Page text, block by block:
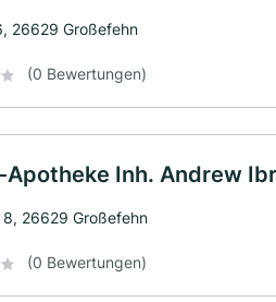
26629 Großefehn
(0 Bewertungen)
Inh. Andrew
26629 Großefehn
(0 Bewertungen)